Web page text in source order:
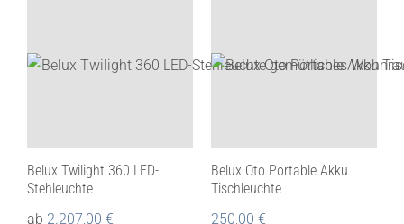
Belux Twilight 360 LED-
Stehleuchte
ab 2.207,00 €
Belux Oto Portable Akku
Tischleuchte
250,00 €